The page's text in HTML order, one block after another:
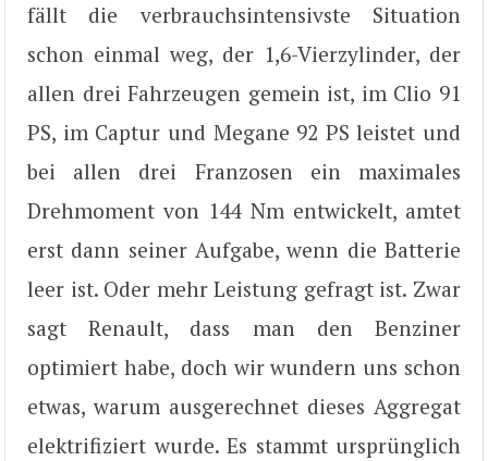
fällt die verbrauchsintensivste Situation
schon einmal weg, der 1,6-Vierzylinder, der
allen drei Fahrzeugen gemein ist, im Clio 91
PS, im Captur und Megane 92 PS leistet und
bei allen drei Franzosen ein maximales
Drehmoment von 144 Nm entwickelt, amtet
erst dann seiner Aufgabe, wenn die Batterie
leer ist. Oder mehr Leistung gefragt ist. Zwar
sagt Renault, dass man den Benziner
optimiert habe, doch wir wundern uns schon
etwas, warum ausgerechnet dieses Aggregat
elektrifiziert wurde. Es stammt ursprünglich